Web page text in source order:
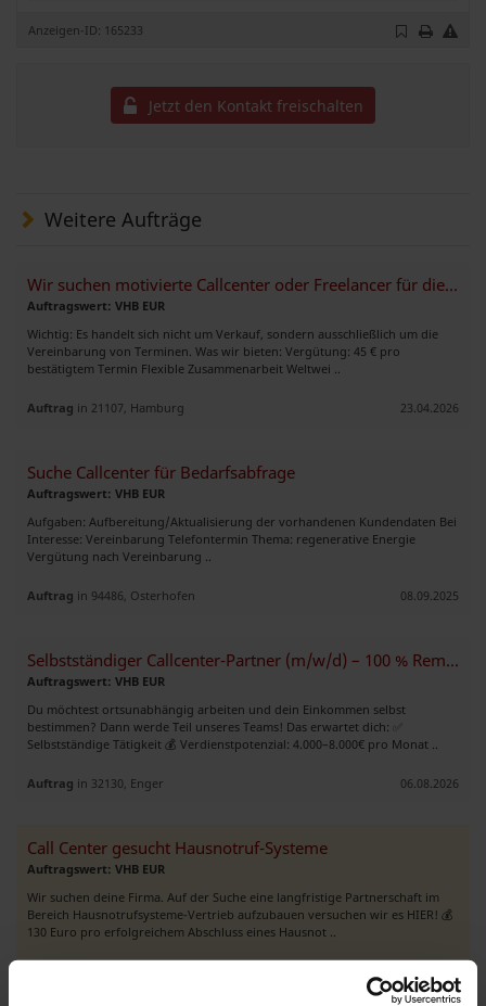
Anzeigen-ID: 165233
Jetzt den Kontakt freischalten
Weitere Aufträge
Wir suchen motivierte Callcenter oder Freelancer für die B2B-Terminie
Auftragswert: VHB EUR
Wichtig: Es handelt sich nicht um Verkauf, sondern ausschließlich um die
Vereinbarung von Terminen. Was wir bieten: Vergütung: 45 € pro
bestätigtem Termin Flexible Zusammenarbeit Weltwei ..
Auftrag in 21107, Hamburg 23.04.2026
Suche Callcenter für Bedarfsabfrage
Auftragswert: VHB EUR
Aufgaben: Aufbereitung/Aktualisierung der vorhandenen Kundendaten Bei
Interesse: Vereinbarung Telefontermin Thema: regenerative Energie
Vergütung nach Vereinbarung ..
Auftrag in 94486, Osterhofen 08.09.2025
Selbstständiger Callcenter-Partner (m/w/d) – 100 % Remote
Auftragswert: VHB EUR
Du möchtest ortsunabhängig arbeiten und dein Einkommen selbst
bestimmen? Dann werde Teil unseres Teams! Das erwartet dich: ✅
Selbstständige Tätigkeit 💰 Verdienstpotenzial: 4.000–8.000€ pro Monat ..
Auftrag in 32130, Enger 06.08.2026
Call Center gesucht Hausnotruf-Systeme
Auftragswert: VHB EUR
Wir suchen deine Firma. Auf der Suche eine langfristige Partnerschaft im
Bereich Hausnotrufsysteme-Vertrieb aufzubauen versuchen wir es HIER! 💰
130 Euro pro erfolgreichem Abschluss eines Hausnot ..